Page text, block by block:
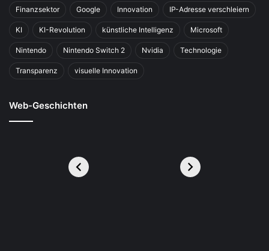
Finanzsektor Google Innovation IP-Adresse verschleiern
KI KI-Revolution künstliche Intelligenz Microsoft
Nintendo Nintendo Switch 2 Nvidia Technologie
Transparenz visuelle Innovation
Web-Geschichten